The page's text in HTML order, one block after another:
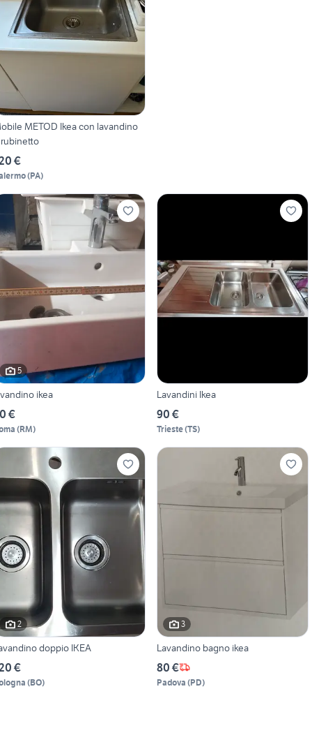
METOD Ikea con lavandino
€
(PA)
5
ikea
€
(RM)
Lavandini Ikea
90 €
Trieste(TS)
2
doppio IKEA
€
(BO)
3
Lavandino bagno ikea
80 €
Padova (PD)